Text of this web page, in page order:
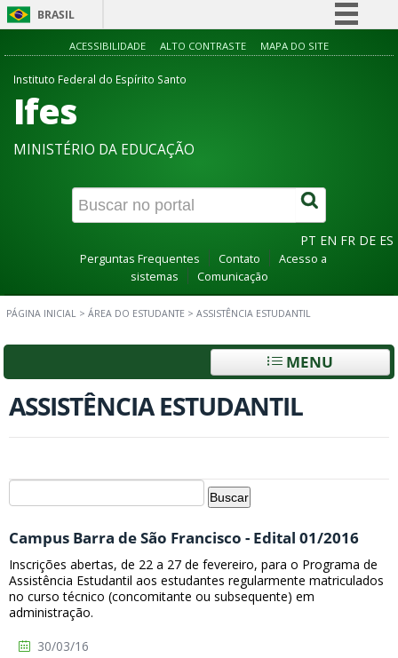
BRASIL
Simplifique!
Canais
ACESSIBILIDADE ALTO CONTRASTE MAPA DO SITE
Instituto Federal do Espírito Santo
Ifes
MINISTÉRIO DA EDUCAÇÃO
PT EN FR DE ES
Perguntas Frequentes Contato
Acesso a
sistemas
Comunicação
PÁGINA INICIAL > ÁREA DO ESTUDANTE > ASSISTÊNCIA ESTUDANTIL
MENU
ASSISTÊNCIA ESTUDANTIL
Campus Barra de São Francisco - Edital 01/2016
Inscrições abertas, de 22 a 27 de fevereiro, para o Programa de
Assistência Estudantil aos estudantes regularmente matriculados
no curso técnico (concomitante ou subsequente) em
administração.
30/03/16